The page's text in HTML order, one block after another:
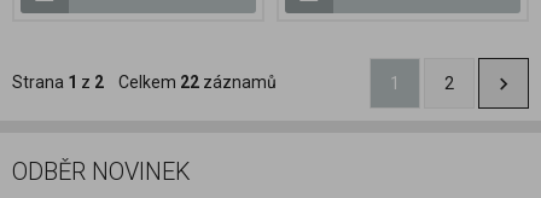
Strana 1 z 2 Celkem 22 záznamů 1 2
ODBĚR NOVINEK